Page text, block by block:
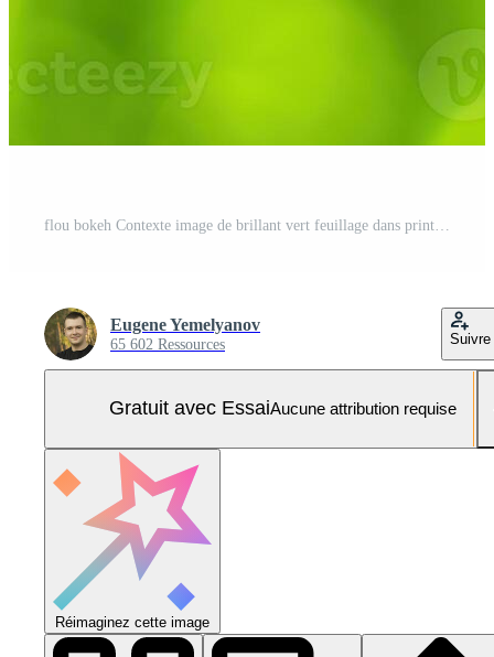
Eugene Yemelyanov
65 602 Ressources Suivre
Gratuit avec EssaiAucune attribution requise
Réimaginez cette image